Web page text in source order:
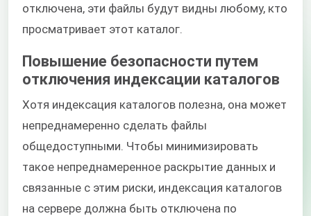
отключена, эти файлы будут видны любому, кто
просматривает этот каталог.
Повышение безопасности путем
отключения индексации каталогов
Хотя индексация каталогов полезна, она может
непреднамеренно сделать файлы
общедоступными. Чтобы минимизировать
такое непреднамеренное раскрытие данных и
связанные с этим риски, индексация каталогов
на сервере должна быть отключена по